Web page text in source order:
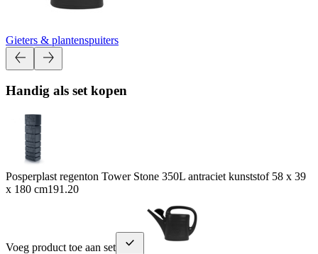
Gieters & plantenspuiters
Handig als set kopen
Posperplast regenton Tower Stone 350L antraciet kunststof 58 x 39
x 180 cm191.20
Voeg product toe aan set